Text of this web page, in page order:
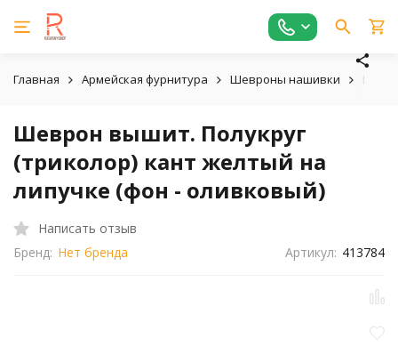
Главная Армейская фурнитура Шевроны нашивки
Шеврон вышит. Полукруг
(триколор) кант желтый на
липучке (фон - оливковый)
Написать отзыв
Бренд: Нет бренда Артикул: 413784